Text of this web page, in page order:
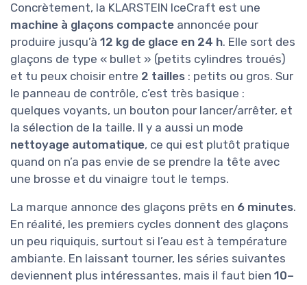
Concrètement, la KLARSTEIN IceCraft est une
machine à glaçons compacte annoncée pour
produire jusqu’à 12 kg de glace en 24 h. Elle sort des
glaçons de type « bullet » (petits cylindres troués)
et tu peux choisir entre 2 tailles : petits ou gros. Sur
le panneau de contrôle, c’est très basique :
quelques voyants, un bouton pour lancer/arrêter, et
la sélection de la taille. Il y a aussi un mode
nettoyage automatique, ce qui est plutôt pratique
quand on n’a pas envie de se prendre la tête avec
une brosse et du vinaigre tout le temps.
La marque annonce des glaçons prêts en 6 minutes.
En réalité, les premiers cycles donnent des glaçons
un peu riquiquis, surtout si l’eau est à température
ambiante. En laissant tourner, les séries suivantes
deviennent plus intéressantes, mais il faut bien 10–